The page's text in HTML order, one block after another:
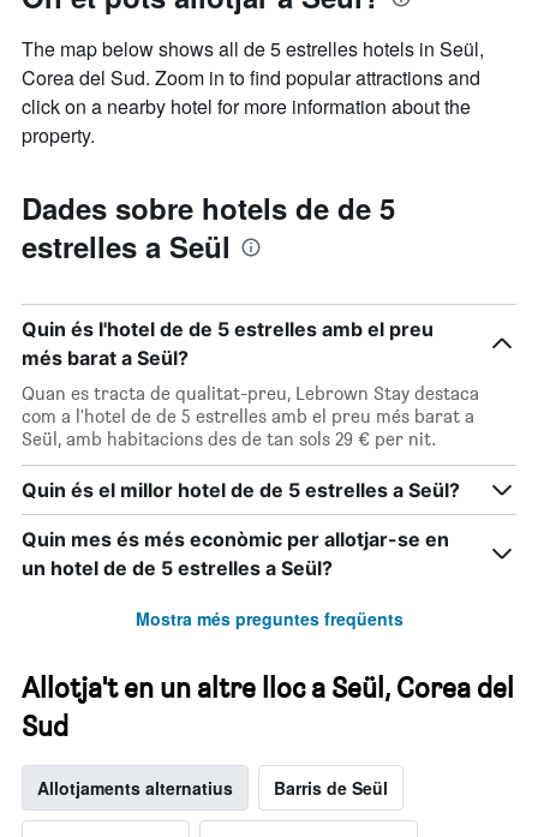
The map below shows all de 5 estrelles hotels in Seül,
Corea del Sud. Zoom in to find popular attractions and
click on a nearby hotel for more information about the
property.
Dades sobre hotels de de 5
estrelles a Seül
Quin és l'hotel de de 5 estrelles amb el preu
més barat a Seül?
Quan es tracta de qualitat-preu, Lebrown Stay destaca
com a l'hotel de de 5 estrelles amb el preu més barat a
Seül, amb habitacions des de tan sols 29 € per nit.
Quin és el millor hotel de de 5 estrelles a Seül?
Quin mes és més econòmic per allotjar-se en
un hotel de de 5 estrelles a Seül?
Mostra més preguntes freqüents
Allotja't en un altre lloc a Seül, Corea del
Sud
Allotjaments alternatius Barris de Seül